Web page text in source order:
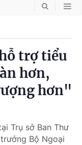
trợ tiểu
hơn,
hơn"
Trụ sở Ban Thư
Bộ Ngoại